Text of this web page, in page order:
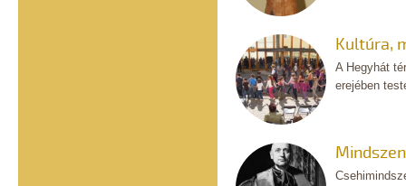
Kultúra,
A Hegyhát
erejében